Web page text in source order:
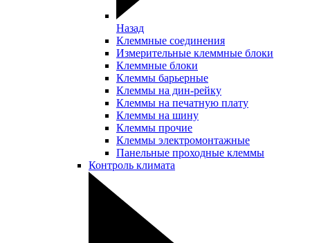
Назад
Клеммные соединения
Измерительные клеммные блоки
Клеммные блоки
Клеммы барьерные
Клеммы на дин-рейку
Клеммы на печатную плату
Клеммы на шину
Клеммы прочие
Клеммы электромонтажные
Панельные проходные клеммы
Контроль климата